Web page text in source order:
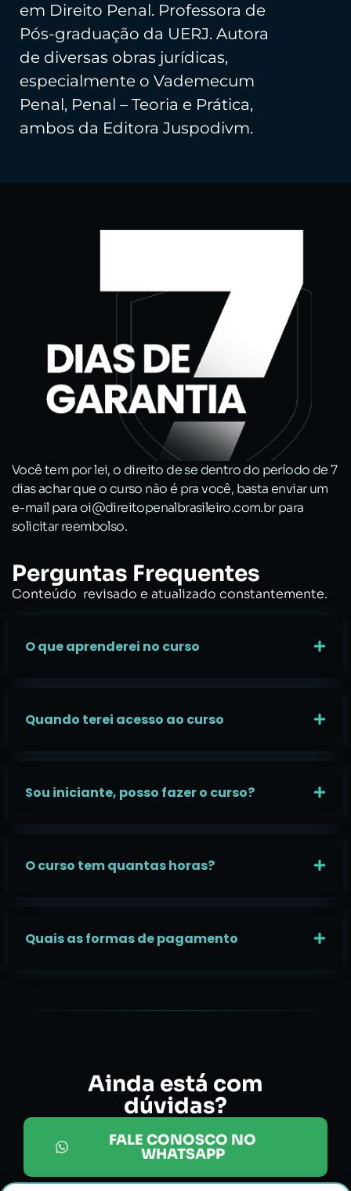
em Direito Penal. Professora de
Pós-graduação da UERJ. Autora
de diversas obras jurídicas,
especialmente o Vademecum
Penal, Penal – Teoria e Prática,
ambos da Editora Juspodivm.
Você tem por lei, o direito de se dentro do período de 7
dias achar que o curso não é pra você, basta enviar um
e-mail para oi@direitopenalbrasileiro.com.br para
solicitar reembolso.
Perguntas Frequentes
Conteúdo revisado e atualizado constantemente.
O que aprenderei no curso
Quando terei acesso ao curso
Sou iniciante, posso fazer o curso?
O curso tem quantas horas?
Quais as formas de pagamento
Ainda está com
dúvidas?
FALE CONOSCO NO
WHATSAPP